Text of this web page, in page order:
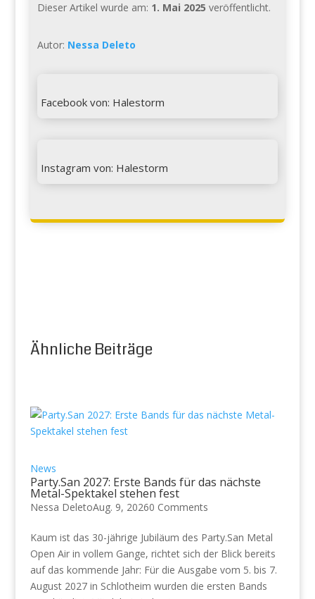
Dieser Artikel wurde am: 1. Mai 2025 veröffentlicht.
Autor: Nessa Deleto
Facebook von: Halestorm
Instagram von: Halestorm
Ähnliche Beiträge
News
Party.San 2027: Erste Bands für das nächste
Metal-Spektakel stehen fest
Nessa DeletoAug. 9, 20260 Comments
Kaum ist das 30-jährige Jubiläum des Party.San Metal
Open Air in vollem Gange, richtet sich der Blick bereits
auf das kommende Jahr: Für die Ausgabe vom 5. bis 7.
August 2027 in Schlotheim wurden die ersten Bands